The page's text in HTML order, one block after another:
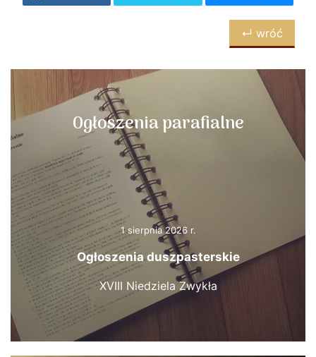
↵ wróć
Ogłoszenia parafialne
1 sierpnia 2026 r.
Ogłoszenia duszpasterskie
XVIII Niedziela Zwykła